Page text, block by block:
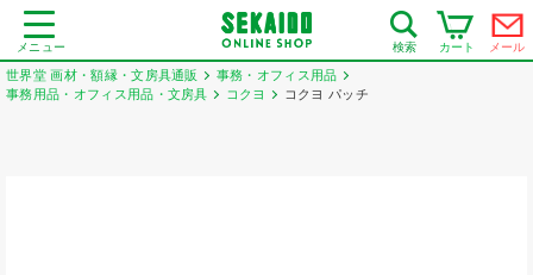
メニュー 検索 カート メール
世界堂 画材・額縁・文房具通販
事務・オフィス用品
事務用品・オフィス用品・文房具
コクヨ コクヨ パッチ